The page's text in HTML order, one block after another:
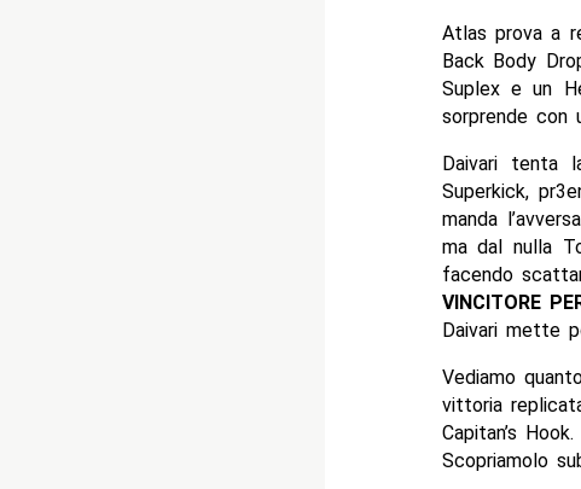
Atlas prova a
Back Body
Suplex e un
sorprende con
Daivari tenta
Superkick,
manda
ma dal nulla
facendo
VINCITORE
Daivari mette
Vediamo
vittoria
Capitan’s
Scopriamolo